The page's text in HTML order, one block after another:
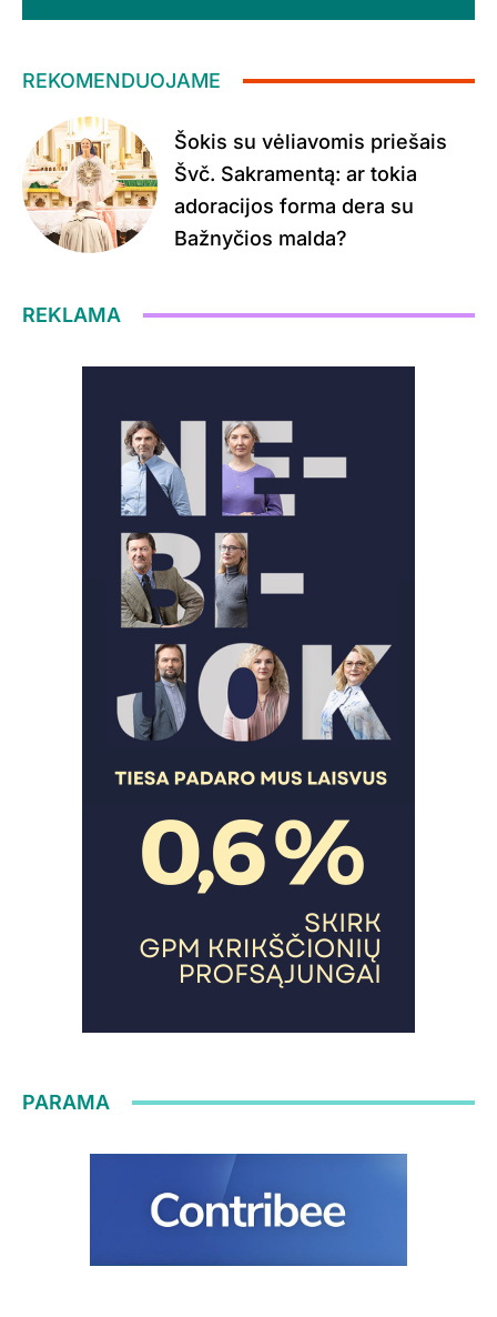
REKOMENDUOJAME
Šokis su vėliavomis priešais
Švč. Sakramentą: ar tokia
adoracijos forma dera su
Bažnyčios malda?
REKLAMA
PARAMA